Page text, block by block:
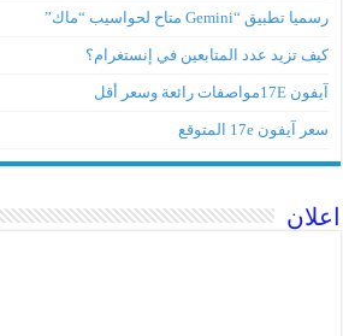
رسميا تطبيق “Gemini متاح لحواسيب “ماك”
كيف تزيد عدد المتابعين في إنستغرام؟
آيفون 17Eمواصفات رائعة وسعر أقل
سعر آيفون 17e المتوقع
اعلان